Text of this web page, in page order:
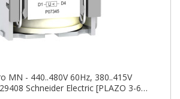
MN - 440..480V 60Hz, 380..415V
Schneider Electric [PLAZO 3-6